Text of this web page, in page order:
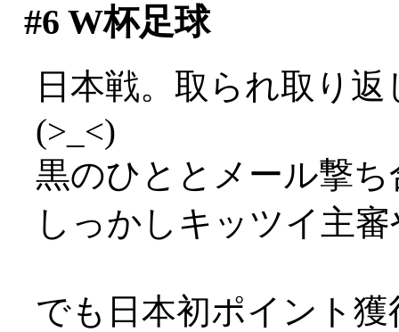
#6 W杯足球
日本戦。取られ取り
(>_<)
黒のひととメール撃
しっかしキッツイ主
でも日本初ポイント獲